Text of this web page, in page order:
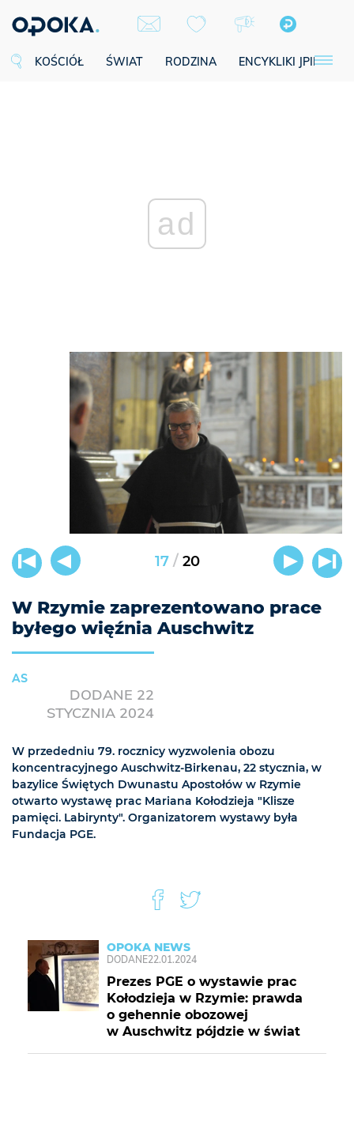
KOŚCIÓŁ ŚWIAT RODZINA ENCYKLIKI JPII
ad
17 / 20
W Rzymie zaprezentowano prace
byłego więźnia Auschwitz
AS
DODANE 22
STYCZNIA 2024
W przededniu 79. rocznicy wyzwolenia obozu
koncentracyjnego Auschwitz-Birkenau, 22 stycznia, w
bazylice Świętych Dwunastu Apostołów w Rzymie
otwarto wystawę prac Mariana Kołodzieja "Klisze
pamięci. Labirynty". Organizatorem wystawy była
Fundacja PGE.
OPOKA NEWS
DODANE22.01.2024
Prezes PGE o wystawie prac
Kołodzieja w Rzymie: prawda
o gehennie obozowej
w Auschwitz pójdzie w świat